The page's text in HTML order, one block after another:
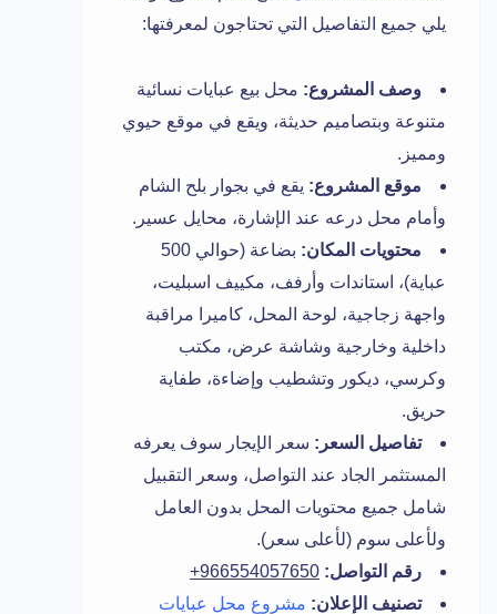
يلي جميع التفاصيل التي تحتاجون لمعرفتها:
وصف المشروع: محل بيع عبايات نسائية
متنوعة وبتصاميم حديثة، ويقع في موقع حيوي
ومميز.
موقع المشروع: يقع في بجوار بلح الشام
وأمام محل درعه عند الإشارة، محايل عسير.
محتويات المكان:
بضاعة (حوالي 500
عباية)، استاندات وأرفف، مكييف اسبليت،
واجهة زجاجية، لوحة المحل، كاميرا مراقبة
داخلية وخارجية وشاشة عرض، مكتب
وكرسي، ديكور وتشطيب وإضاءة، طفاية
حريق.
تفاصيل السعر: سعر الإيجار سوف يعرفه
المستثمر الجاد عند التواصل، وسعر التقبيل
شامل جميع محتويات المحل بدون العامل
ولأعلى سوم (لأعلى سعر).
رقم التواصل: 966554057650+
تصنيف الإعلان: مشروع محل عبايات